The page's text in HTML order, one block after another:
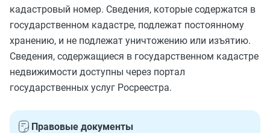
кадастровый номер. Сведения, которые содержатся в
государственном кадастре, подлежат постоянному
хранению, и не подлежат уничтожению или изъятию.
Сведения, содержащиеся в государственном кадастре
недвижимости доступны через портал
государственных услуг Росреестра.
Правовые документы